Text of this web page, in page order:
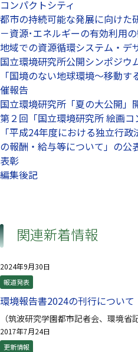
コンパクトシティ
都市の持続可能な発展に向けた
－資源･エネルギーの有効利用
地域での資源循環システム・デ
国立環境研究所公開シンポジウ
「国境のない地球環境～移動
催報告
国立環境研究所「夏の大公開」
第２回「国立環境研究所 絵画
「平成24年度における独立行
の報酬・給与等について」の公
表彰
編集後記
関連新着情報
2024年9月30日
報道発表
環境報告書2024の刊行について
（筑波研究学園都市記者会、環境省
2017年7月24日
更新情報